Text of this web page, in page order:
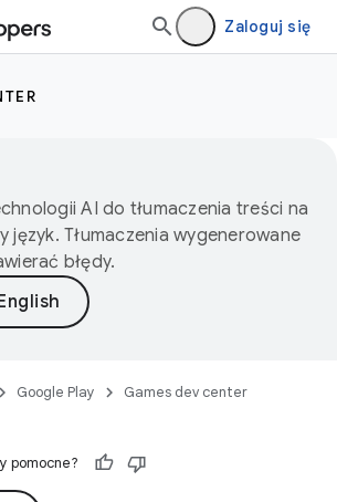
Zaloguj się
AI do tłumaczenia treści na
język. Tłumaczenia wygenerowane
błędy.
Google Play
Games dev center
pomocne?